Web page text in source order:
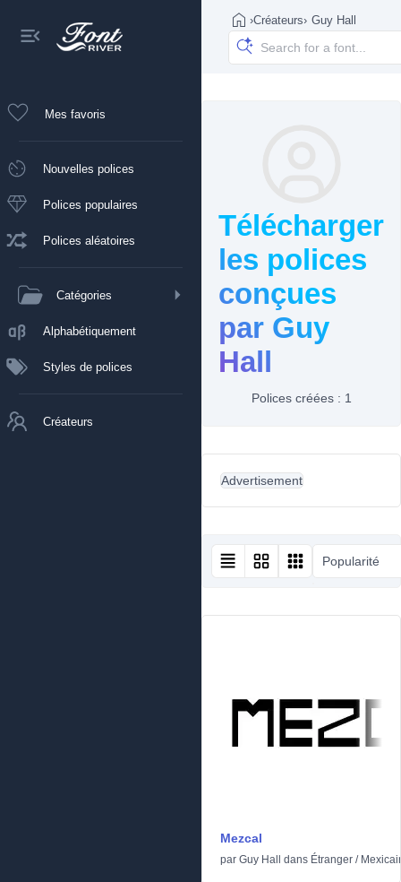
Mes favoris
Nouvelles polices
Polices populaires
Polices aléatoires
Catégories
Alphabétiquement
Styles de polices
Créateurs
›Créateurs› Guy Hall
Télécharger
les polices
conçues
par Guy
Hall
Polices créées : 1
Advertisement
Popularité
Mezcal
par Guy Hall dans Étranger /